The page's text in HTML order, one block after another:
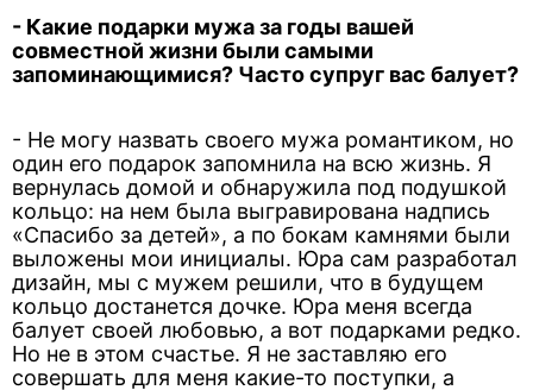
- Какие подарки мужа за годы вашей
совместной жизни были самыми
запоминающимися? Часто супруг вас балует?
- Не могу назвать своего мужа романтиком, но
один его подарок запомнила на всю жизнь. Я
вернулась домой и обнаружила под подушкой
кольцо: на нем была выгравирована надпись
«Спасибо за детей», а по бокам камнями были
выложены мои инициалы. Юра сам разработал
дизайн, мы с мужем решили, что в будущем
кольцо достанется дочке. Юра меня всегда
балует своей любовью, а вот подарками редко.
Но не в этом счастье. Я не заставляю его
совершать для меня какие-то поступки, а